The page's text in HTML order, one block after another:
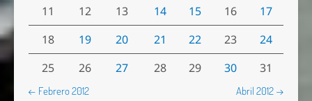
11
12 13 14 15 16
17
18
19 20 21 22 23
24
25
26 27 28 29 30 31
← Febrero 2012 Abril 2012 →